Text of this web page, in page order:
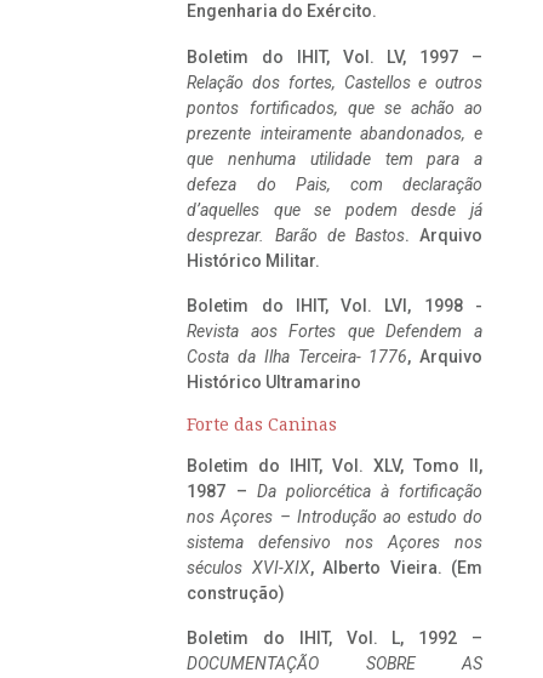
Engenharia do Exército.
Boletim do IHIT, Vol. LV, 1997 –
Relação dos fortes, Castellos e outros
pontos fortificados, que se achão ao
prezente inteiramente abandonados, e
que nenhuma utilidade tem para a
defeza do Pais, com declaração
d’aquelles que se podem desde já
desprezar. Barão de Bastos. Arquivo
Histórico Militar.
Boletim do IHIT, Vol. LVI, 1998 -
Revista aos Fortes que Defendem a
Costa da Ilha Terceira- 1776, Arquivo
Histórico Ultramarino
Forte das Caninas
Boletim do IHIT, Vol. XLV, Tomo II,
1987 – Da poliorcética à fortificação
nos Açores – Introdução ao estudo do
sistema defensivo nos Açores nos
séculos XVI-XIX, Alberto Vieira. (Em
construção)
Boletim do IHIT, Vol. L, 1992 –
DOCUMENTAÇÃO SOBRE AS